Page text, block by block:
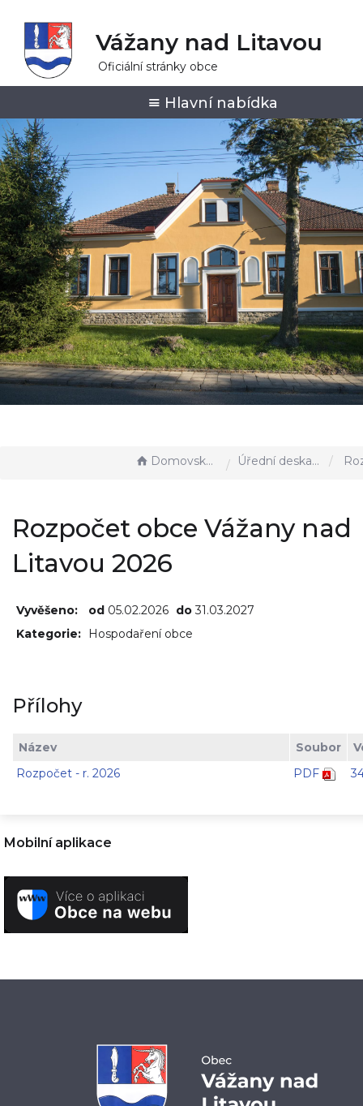
Vážany nad Litavou
Oficiální stránky obce
Hlavní nabídka
Domovská stránka Úřední deska - EÚD Rozpočet
Rozpočet obce Vážany nad
Litavou 2026
Vyvěšeno: od 05.02.2026 do31.03.2027
Kategorie:
Hospodaření obce
Přílohy
Název Soubor
Rozpočet - r. 2026
PDF
Mobilní aplikace